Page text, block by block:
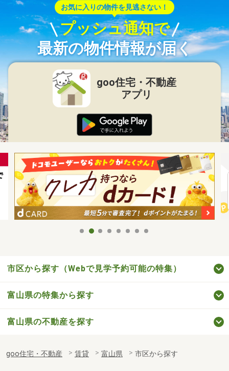
お気に入りの物件を見逃さない！
プッシュ通知で
最新の物件情報が届く
goo住宅・不動産
アプリ
市区から探す（Webで見学予約可能の特集）
富山県の特集から探す
富山県の不動産を探す
goo住宅・不動産 賃貸 富山県 市区から探す